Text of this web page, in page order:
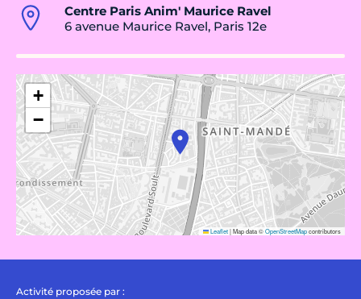
Centre Paris Anim' Maurice Ravel
6 avenue Maurice Ravel, Paris 12e
+
−
Leaflet|Map data ©OpenStreetMapcontributors
Activité proposée par :